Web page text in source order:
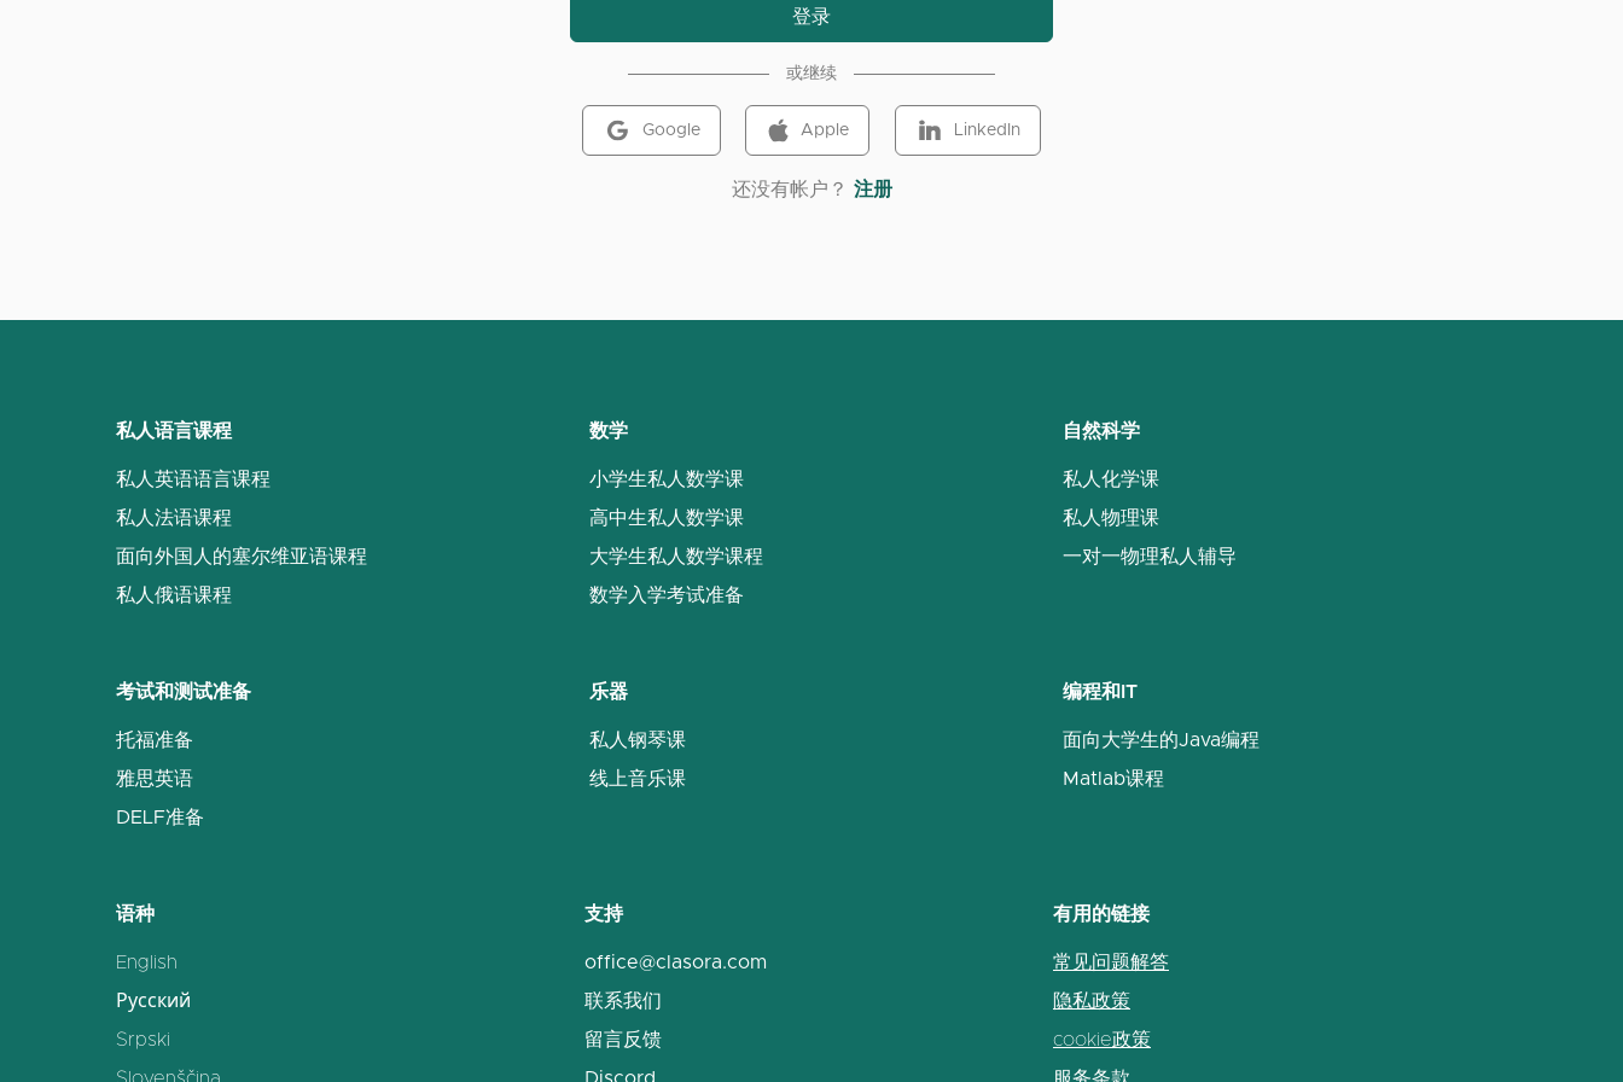
登录
或继续
Google Apple LinkedIn
‌还没有帐户？ 注册
私人语言课程
私人英语语言课程
私人法语课程
面向外国人的塞尔维亚语课程
私人俄语课程
数学
小学生私人数学课
高中生私人数学课
大学生私人数学课程
数学入学考试准备
自然科学
私人化学课
私人物理课
一对一物理私人辅导
考试和测试准备
托福准备
雅思英语
DELF准备
乐器
私人钢琴课
线上音乐课
编程和IT
面向大学生的Java编程
Matlab课程
语种
English
Русский
Srpski
支持
office@clasora.com
联系我们
留言反馈
有用的链接
常见问题解答
隐私政策
cookie政策